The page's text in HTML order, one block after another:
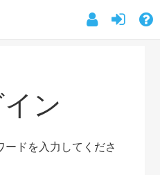
ン
ードを入力してくださ